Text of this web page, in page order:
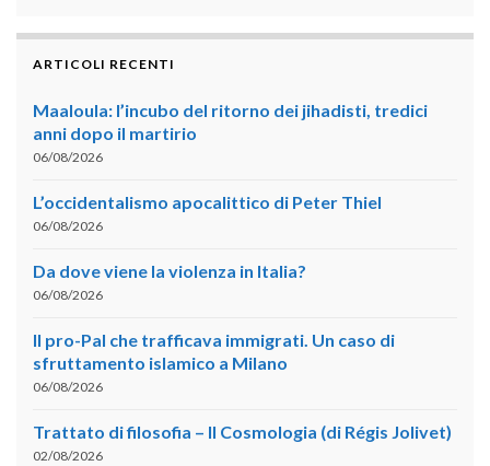
ARTICOLI RECENTI
Maaloula: l’incubo del ritorno dei jihadisti, tredici
anni dopo il martirio
06/08/2026
L’occidentalismo apocalittico di Peter Thiel
06/08/2026
Da dove viene la violenza in Italia?
06/08/2026
Il pro-Pal che trafficava immigrati. Un caso di
sfruttamento islamico a Milano
06/08/2026
Trattato di filosofia – II Cosmologia (di Régis Jolivet)
02/08/2026